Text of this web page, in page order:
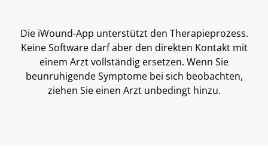
Die iWound-App unterstützt den Therapieprozess.
Keine Software darf aber den direkten Kontakt mit
einem Arzt vollständig ersetzen. Wenn Sie
beunruhigende Symptome bei sich beobachten,
ziehen Sie einen Arzt unbedingt hinzu.